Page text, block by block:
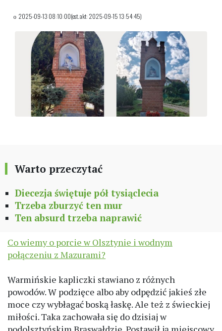
2025-09-13 08:10:00(ost. akt: 2025-09-15 13:54:45)
Warto przeczytać
Diecezja świętuje pół tysiąclecia
Trzeba zburzyć ten mur
Ten absurd trzeba naprawić
Co wiemy o porcie w Olsztynie i wodnym
połączeniu z Mazurami?
Warmińskie kapliczki stawiano z różnych
powodów. W podzięce albo aby odpędzić jakieś złe
moce czy wybłagać boską łaskę. Ale też z świeckiej
miłości. Taka zachowała się do dzisiaj w